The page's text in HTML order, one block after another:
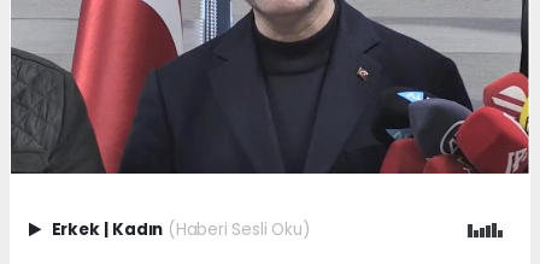
Erkek | Kadın (Haberi Sesli Oku)